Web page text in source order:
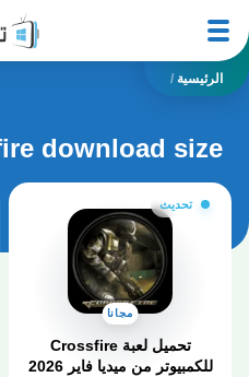
الرئيسية /
download size
تحديث
مجانا
تحميل لعبة Crossfire
للكمبيوتر من ميديا فاير 2026